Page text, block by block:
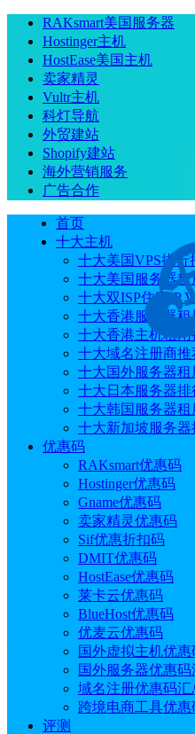
RAKsmart美国服务器
Hostinger主机
HostEase美国主机
卖家精灵
Vultr主机
科灯导航
外贸建站
Shopify建站
海外营销服务
广告合作
首页
十大主机
十大美国VPS排行
十大美国服务器租
十大双ISP住宅IP
十大香港服务器租
十大香港主机租用
十大域名注册商推
十大国外服务器租
十大日本服务器排
十大韩国服务器租
十大新加坡服务器
优惠码
RAKsmart优惠码
Hostinger优惠码
Gname优惠码
卖家精灵优惠码
Sif优惠折扣码
DMIT优惠码
HostEase优惠码
莱卡云优惠码
BlueHost优惠码
优麦云优惠码
国外虚拟主机优惠
国外服务器优惠码
域名注册优惠码汇
跨境电商工具优惠
评测
当前位置：首页 主机教程
n8n创建聊天机器人工作流程
Hostinger教程：
创建聊天机器人工
作者: Emily 分类:主机教程
更新于: 2026.06.05 18:45:46